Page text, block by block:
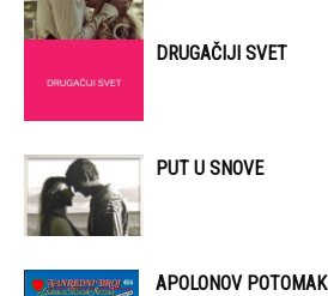
DRUGAČIJI SVET
PUT U SNOVE
APOLONOV POTOMAK